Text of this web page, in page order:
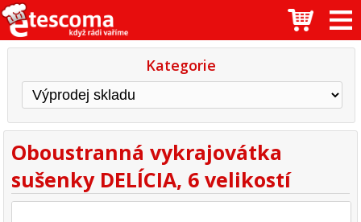
Kategorie
Oboustranná vykrajovátka
sušenky DELÍCIA, 6 velikostí